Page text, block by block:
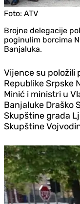
Foto: ATV
Brojne delegacije
poginulim borcima
Banjaluka.
Vijence su položili
Republike Srpske
Minić i ministri u
Banjaluke Draško
Skupštine grada
Skupštine